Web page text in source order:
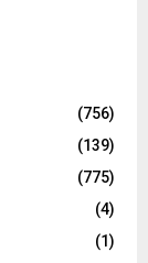
(756)
(139)
(775)
(4)
(1)